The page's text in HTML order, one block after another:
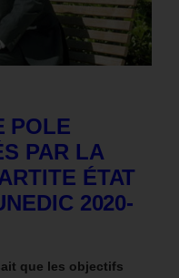
POLE
PAR LA
ÉTAT
2020-
que les objectifs